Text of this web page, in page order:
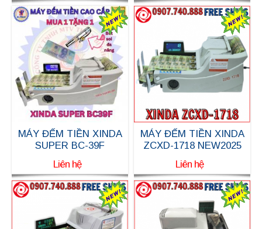
MÁY ĐẾM TIỀN XINDA
SUPER BC-39F
Liên hệ
MÁY ĐẾM TIỀN XINDA
ZCXD-1718 NEW2025
Liên hệ